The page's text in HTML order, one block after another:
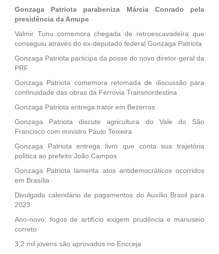
Gonzaga Patriota parabeniza Márcia Conrado pela
presidência da Amupe
Valmir Tunu comemora chegada de retroescavadeira que
conseguiu através do ex-deputado federal Gonzaga Patriota
Gonzaga Patriota participa da posse do novo diretor-geral da
PRF
Gonzaga Patriota comemora retomada de discussão para
continuidade das obras da Ferrovia Transnordestina
Gonzaga Patriota entrega trator em Bezerros
Gonzaga Patriota discute agricultura do Vale do São
Francisco com ministro Paulo Teixeira
Gonzaga Patriota entrega livro que conta sua trajetória
política ao prefeito João Campos
Gonzaga Patriota lamenta atos antidemocráticos ocorridos
em Brasília
Divulgado calendário de pagamentos do Auxílio Brasil para
2023
Ano-novo: fogos de artifício exigem prudência e manuseio
correto
3,2 mil jovens são aprovados no Encceja